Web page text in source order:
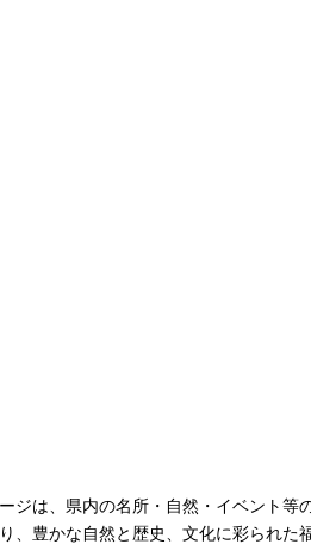
ジは、県内の名所・自然・イベント等
、豊かな自然と歴史、文化に彩られた